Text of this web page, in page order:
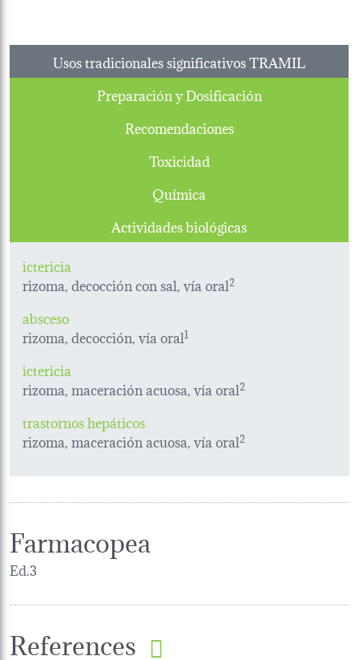
Usos tradicionales significativos TRAMIL
Preparación y Dosificación
Recomendaciones
Toxicidad
Química
Actividades biológicas
ictericia
rizoma, decocción con sal, vía oral2
absceso
rizoma, decocción, vía oral1
ictericia
rizoma, maceración acuosa, vía oral2
trastornos hepáticos
rizoma, maceración acuosa, vía oral2
Farmacopea
Ed.3
References